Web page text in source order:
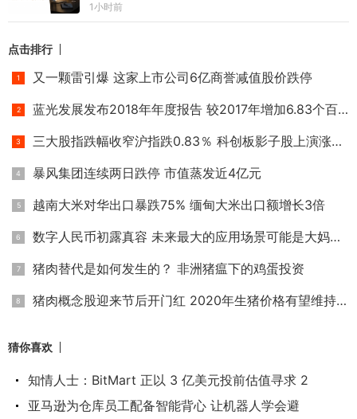
1小时前
点击排行
又一颗雷引爆 这家上市公司6亿商誉减值股价跌停
蓝光发展发布2018年年度报告 较2017年增加6.83个百分点
三大股指跌幅收窄沪指跌0.83％ 科创板影子股上演涨停潮
暴风集团连续两日跌停 市值蒸发近4亿元
越南大米对华出口暴跌75% 缅甸大米出口额增长3倍
数字人民币初露真容 未来最大的应用场景可能是大妈买菜
猪肉替代是如何发生的？ 非洲猪瘟下的鸡蛋投资
猪肉概念股迎来节后开门红 2020年生猪价格有望维持高位
猜你喜欢
知情人士：BitMart 正以 3 亿美元投前估值寻求 2
亚马逊为仓库员工配备智能背心 让机器人学会避